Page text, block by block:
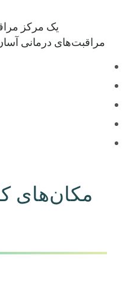
یک مرکز
مراقبت‌های درمانی
مکان‌های